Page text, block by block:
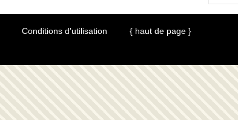
Conditions d'utilisation
{ haut de page }